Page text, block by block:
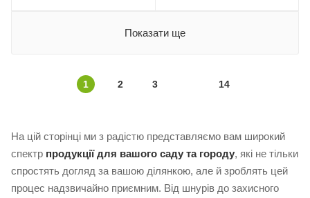
Показати ще
1 2 3 14
На цій сторінці ми з радістю представляємо вам широкий
спектр продукції для вашого саду та городу, які не тільки
спростять догляд за вашою ділянкою, але й зроблять цей
процес надзвичайно приємним. Від шнурів до захисного